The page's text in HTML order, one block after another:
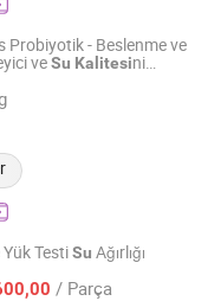
Probiyotik - Beslenme ve
veSu Kalitesini
TestiSu Ağırlığı
/ Parça
Co., Ltd.